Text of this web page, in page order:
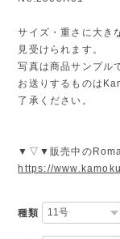
サイズ・重さに大き
見受けられます。
写真は商品サンプル
お送りするものは
了承ください。
▼▽▼販売中の
https://
種類